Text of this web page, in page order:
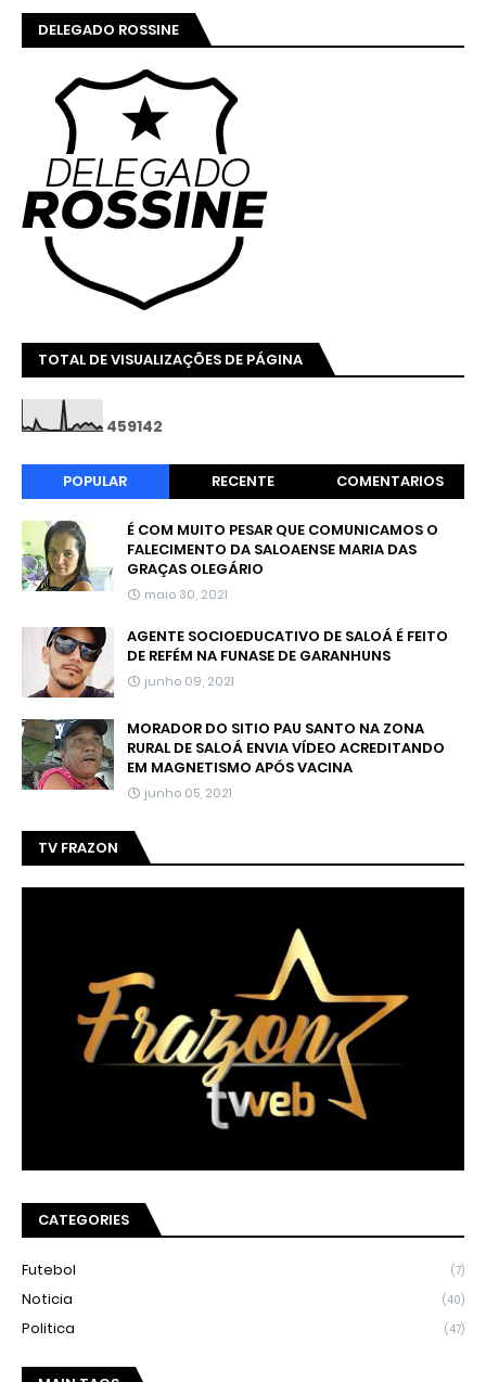
DELEGADO ROSSINE
TOTAL DE VISUALIZAÇÕES DE PÁGINA
459142
POPULAR RECENTE COMENTARIOS
É COM MUITO PESAR QUE COMUNICAMOS O
FALECIMENTO DA SALOAENSE MARIA DAS
GRAÇAS OLEGÁRIO
maio 30, 2021
AGENTE SOCIOEDUCATIVO DE SALOÁ É FEITO
DE REFÉM NA FUNASE DE GARANHUNS
junho 09, 2021
MORADOR DO SITIO PAU SANTO NA ZONA
RURAL DE SALOÁ ENVIA VÍDEO ACREDITANDO
EM MAGNETISMO APÓS VACINA
junho 05, 2021
TV FRAZON
CATEGORIES
Futebol (7)
Noticia (40)
Politica (47)